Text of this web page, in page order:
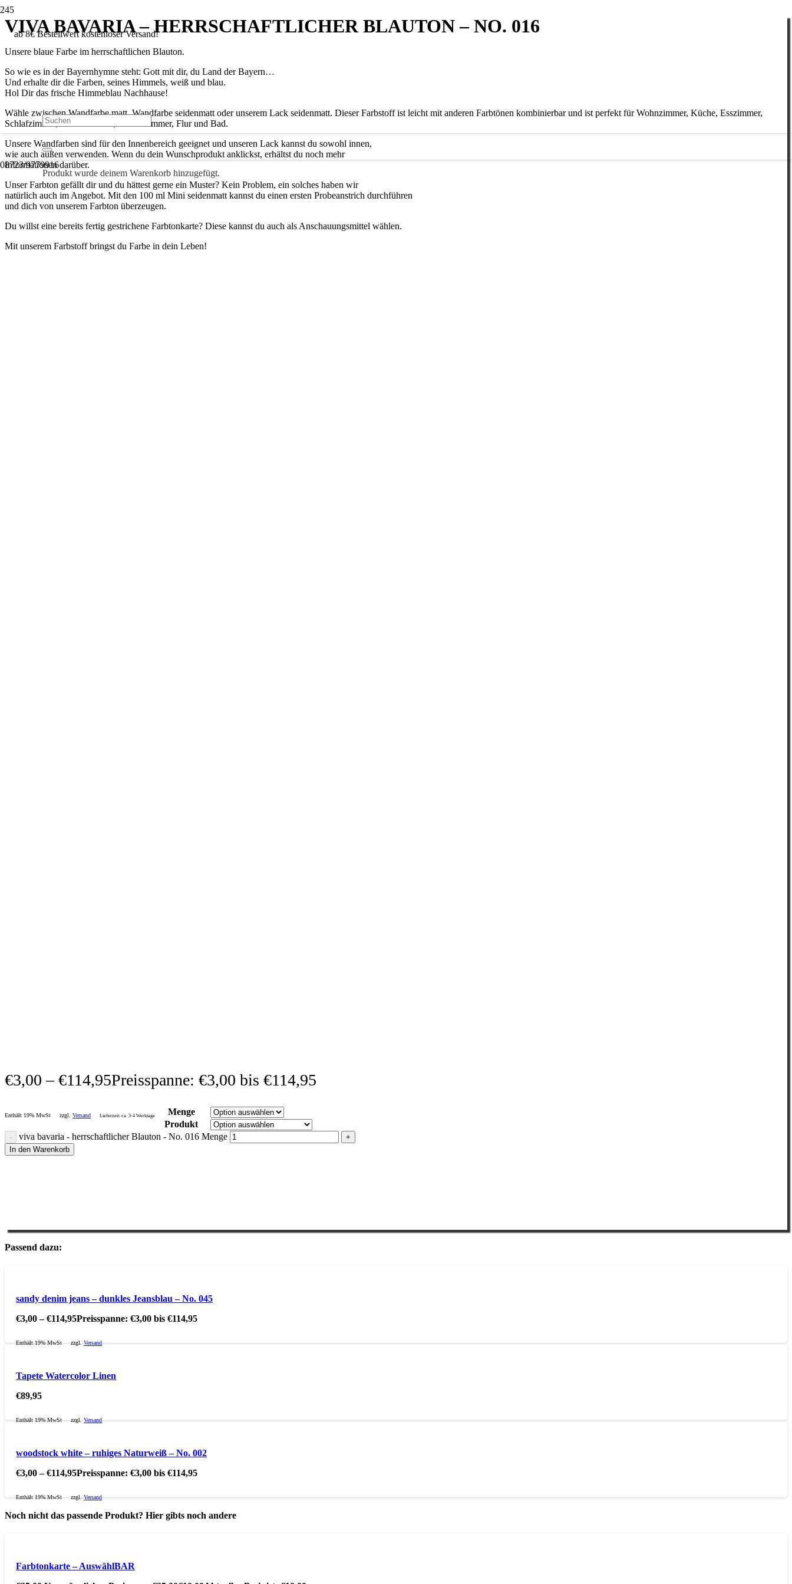
ab 8€ Bestellwert kostenloser Versand!
Produkt wurde deinem Warenkorb hinzugefügt.
08723/9779916
VIVA BAVARIA – HERRSCHAFTLICHER BLAUTON – NO. 016
Unsere blaue Farbe im herrschaftlichen Blauton.
So wie es in der Bayernhymne steht: Gott mit dir, du Land der Bayern…
Und erhalte dir die Farben, seines Himmels, weiß und blau.
Hol Dir das frische Himmeblau Nachhause!
Wähle zwischen Wandfarbe matt, Wandfarbe seidenmatt oder unserem Lack seidenmatt. Dieser Farbstoff ist leicht mit anderen Farbtönen kombinierbar und ist perfekt für Wohnzimmer, Küche, Esszimmer,
Schlafzimmer, Kinderzimmer, Arbeitszimmer, Flur und Bad.
Unsere Wandfarben sind für den Innenbereich geeignet und unseren Lack kannst du sowohl innen,
wie auch außen verwenden. Wenn du dein Wunschprodukt anklickst, erhältst du noch mehr
Informationen darüber.
Unser Farbton gefällt dir und du hättest gerne ein Muster? Kein Problem, ein solches haben wir
natürlich auch im Angebot. Mit den 100 ml Mini seidenmatt kannst du einen ersten Probeanstrich durchführen
und dich von unserem Farbton überzeugen.
Du willst eine bereits fertig gestrichene Farbtonkarte? Diese kannst du auch als Anschauungsmittel wählen.
Mit unserem Farbstoff bringst du Farbe in dein Leben!
€3,00 –€114,95Preisspanne: €3,00 bis €114,95
Enthält 19% MwSt zzgl. Versand Lieferzeit: ca. 3-4 Werktage
Menge
Produkt
viva bavaria - herrschaftlicher Blauton - No. 016 Menge
In den Warenkorb
Passend dazu:
sandy denim jeans – dunkles Jeansblau – No. 045
€3,00 –€114,95Preisspanne: €3,00 bis €114,95
Enthält 19% MwSt zzgl.Versand
Tapete Watercolor Linen
€89,95
Enthält 19% MwSt zzgl.Versand
woodstock white – ruhiges Naturweiß – No. 002
€3,00 –€114,95Preisspanne: €3,00 bis €114,95
Enthält 19% MwSt zzgl.Versand
Noch nicht das passende Produkt? Hier gibts noch andere
ANGEBOT!
Farbtonkarte – AuswählBAR